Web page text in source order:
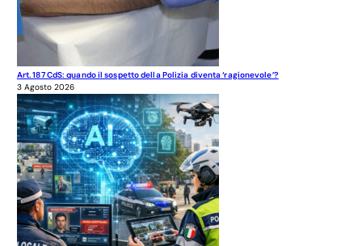
Art. 187 CdS: quando il sospetto della Polizia diventa ‘ragionevole’?
3 Agosto 2026